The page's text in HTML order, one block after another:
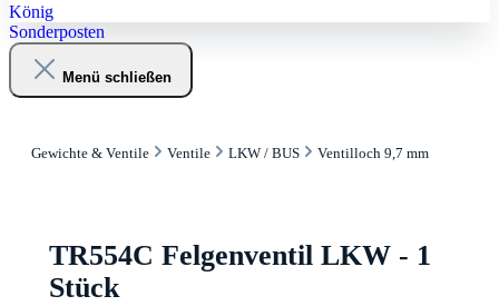
König
Sonderposten
Menü schließen
Gewichte & Ventile Ventile LKW / BUS Ventilloch 9,7 mm
TR554C Felgenventil LKW - 1
Stück